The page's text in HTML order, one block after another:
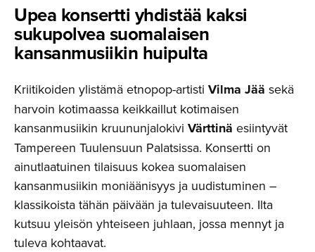
Upea konsertti yhdistää kaksi
sukupolvea suomalaisen
kansanmu­siikin huipulta
Kriitikoiden ylistämä etnopop-artisti Vilma Jää sekä
harvoin kotimaassa keikkaillut kotimaisen
kansanmusiikin kruununjalokivi Värttinä esiintyvät
Tampereen Tuulensuun Palatsissa. Konsertti on
ainutlaatuinen tilaisuus kokea suomalaisen
kansanmusiikin moniäänisyys ja uudistuminen –
klassikoista tähän päivään ja tulevaisuuteen. Ilta
kutsuu yleisön yhteiseen juhlaan, jossa mennyt ja
tuleva kohtaavat.